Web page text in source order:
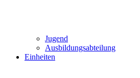
Jugend
Ausbildungsabteilung
Einheiten